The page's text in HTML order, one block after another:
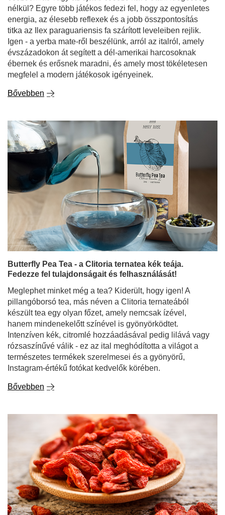
évszázadokon át segített a dél-amerikai harcosoknak
ébernek és erősnek maradni, és amely most tökéletesen
megfelel a modern játékosok igényeinek.
Bővebben
Butterfly Pea Tea - a Clitoria ternatea kék teája.
Fedezze fel tulajdonságait és felhasználását!
Meglephet minket még a tea? Kiderült, hogy igen! A
pillangóborsó tea, más néven a Clitoria ternateából
készült tea egy olyan főzet, amely nemcsak ízével,
hanem mindenekelőtt színével is gyönyörködtet.
Intenzíven kék, citromlé hozzáadásával pedig lilává vagy
rózsaszínűvé válik - ez az ital meghódította a világot a
természetes termékek szerelmesei és a gyönyörű,
Instagram-értékű fotókat kedvelők körében.
Bővebben
Goji bogyók - milyen növény ez? Mik a